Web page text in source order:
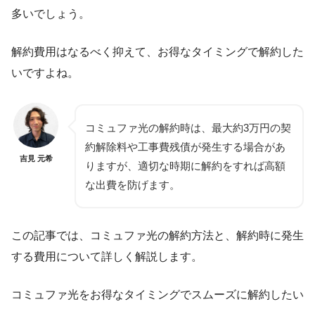
多いでしょう。
解約費用はなるべく抑えて、お得なタイミングで解約した
いですよね。
吉見 元希
コミュファ光の解約時は、最大約3万円の契
約解除料や工事費残債が発生する場合があ
りますが、適切な時期に解約をすれば高額
な出費を防げます。
この記事では、コミュファ光の解約方法と、解約時に発生
する費用について詳しく解説します。
コミュファ光をお得なタイミングでスムーズに解約したい